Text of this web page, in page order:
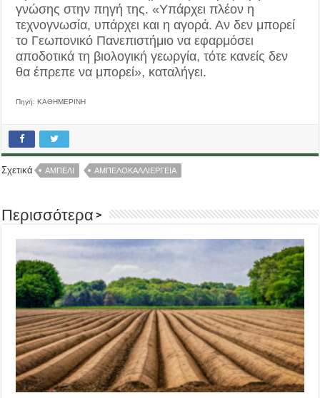
γνώσης στην πηγή της. «Υπάρχει πλέον η
τεχνογνωσία, υπάρχει και η αγορά. Αν δεν μπορεί
το Γεωπονικό Πανεπιστήμιο να εφαρμόσει
αποδοτικά τη βιολογική γεωργία, τότε κανείς δεν
θα έπρεπε να μπορεί», καταλήγει.
Πηγή: ΚΑΘΗΜΕΡΙΝΗ
Σχετικά ΑΜΠΕΛΙ ΑΜΠΕΛΟΚΑΛΛΙΕΡΓΕΙΑ
Περισσότερα >